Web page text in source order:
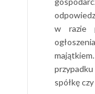
w razie
spółkę